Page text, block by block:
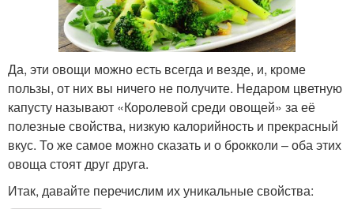
Да, эти овощи можно есть всегда и везде, и, кроме
пользы, от них вы ничего не получите. Недаром цветную
капусту называют «Королевой среди овощей» за её
полезные свойства, низкую калорийность и прекрасный
вкус. То же самое можно сказать и о брокколи – оба этих
овоща стоят друг друга.
Итак, давайте перечислим их уникальные свойства: